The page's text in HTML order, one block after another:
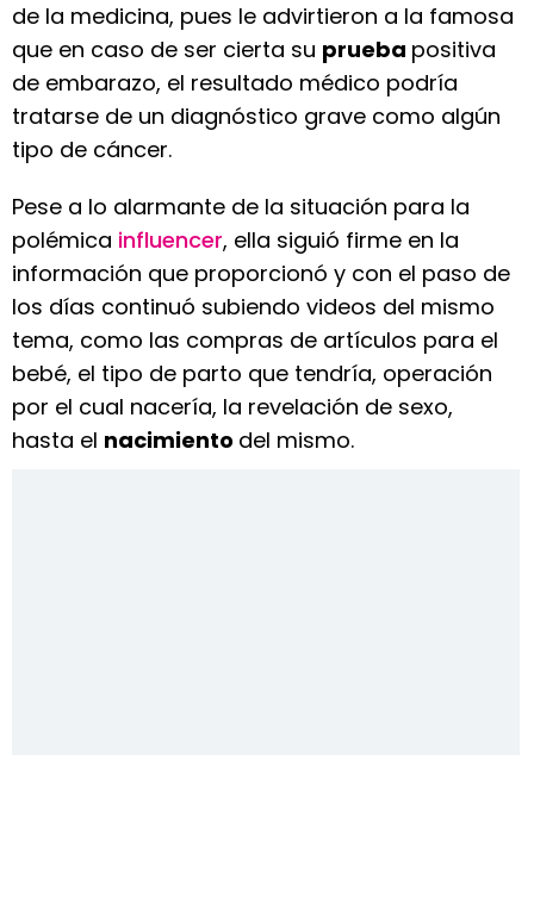
de la medicina, pues le advirtieron a la famosa
que en caso de ser cierta su prueba positiva
de embarazo, el resultado médico podría
tratarse de un diagnóstico grave como algún
tipo de cáncer.
Pese a lo alarmante de la situación para la
polémica influencer, ella siguió firme en la
información que proporcionó y con el paso de
los días continuó subiendo videos del mismo
tema, como las compras de artículos para el
bebé, el tipo de parto que tendría, operación
por el cual nacería, la revelación de sexo,
hasta el nacimiento del mismo.